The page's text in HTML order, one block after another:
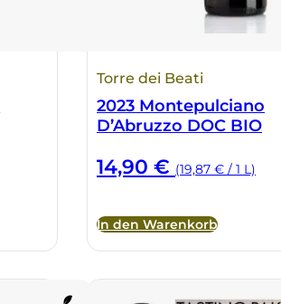
Torre dei Beati
2023 Montepulciano
D’Abruzzo DOC BIO
14,90€ (19,87 € / 1 L)
In den Warenkorb